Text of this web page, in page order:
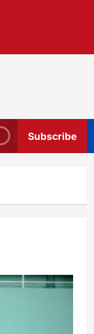
Subscribe